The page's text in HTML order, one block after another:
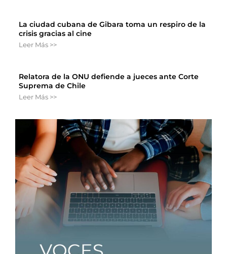
La ciudad cubana de Gibara toma un respiro de la
crisis gracias al cine
Leer Más >>
Relatora de la ONU defiende a jueces ante Corte
Suprema de Chile
Leer Más >>